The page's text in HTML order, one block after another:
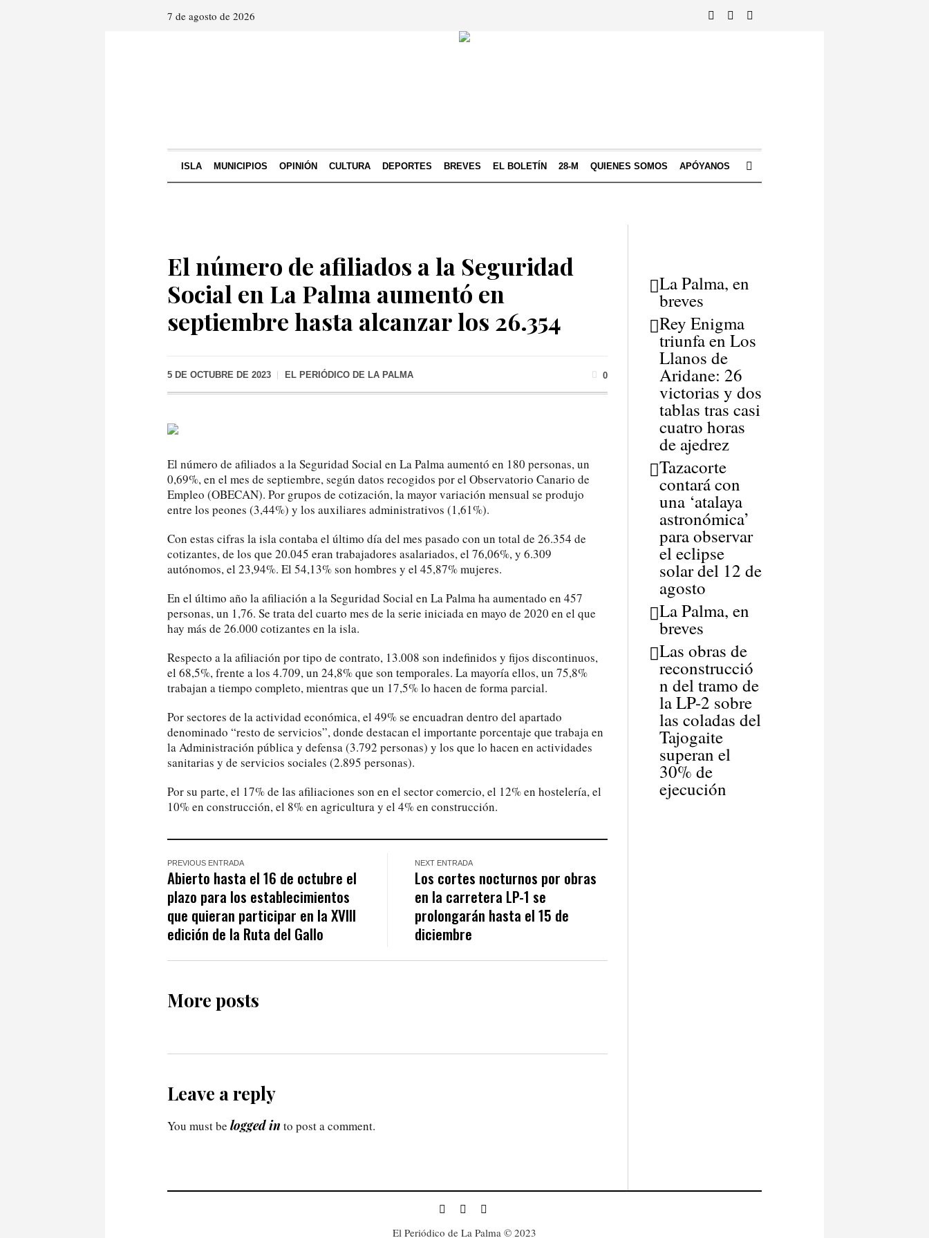
7 de agosto de 2026
ISLA MUNICIPIOS OPINIÓN CULTURA DEPORTES BREVES EL BOLETÍN 28-M QUIENES SOMOS APÓYANOS
El número de afiliados a la Seguridad
Social en La Palma aumentó en
septiembre hasta alcanzar los 26.354
5 DE OCTUBRE DE 2023 EL PERIÓDICO DE LA PALMA 0
El número de afiliados a la Seguridad Social en La Palma aumentó en 180 personas, un
0,69%, en el mes de septiembre, según datos recogidos por el Observatorio Canario de
Empleo (OBECAN). Por grupos de cotización, la mayor variación mensual se produjo
entre los peones (3,44%) y los auxiliares administrativos (1,61%).
Con estas cifras la isla contaba el último día del mes pasado con un total de 26.354 de
cotizantes, de los que 20.045 eran trabajadores asalariados, el 76,06%, y 6.309
autónomos, el 23,94%. El 54,13% son hombres y el 45,87% mujeres.
En el último año la afiliación a la Seguridad Social en La Palma ha aumentado en 457
personas, un 1,76. Se trata del cuarto mes de la serie iniciada en mayo de 2020 en el que
hay más de 26.000 cotizantes en la isla.
Respecto a la afiliación por tipo de contrato, 13.008 son indefinidos y fijos discontinuos,
el 68,5%, frente a los 4.709, un 24,8% que son temporales. La mayoría ellos, un 75,8%
trabajan a tiempo completo, mientras que un 17,5% lo hacen de forma parcial.
Por sectores de la actividad económica, el 49% se encuadran dentro del apartado
denominado “resto de servicios”, donde destacan el importante porcentaje que trabaja en
la Administración pública y defensa (3.792 personas) y los que lo hacen en actividades
sanitarias y de servicios sociales (2.895 personas).
Por su parte, el 17% de las afiliaciones son en el sector comercio, el 12% en hostelería, el
10% en construcción, el 8% en agricultura y el 4% en construcción.
PREVIOUS ENTRADA
Abierto hasta el 16 de octubre el
plazo para los establecimientos
que quieran participar en la XVIII
edición de la Ruta del Gallo
NEXT ENTRADA
Los cortes nocturnos por obras
en la carretera LP-1 se
prolongarán hasta el 15 de
diciembre
More posts
Leave a reply
You must be logged in to post a comment.
La Palma, en
breves
Rey Enigma
triunfa en Los
Llanos de
Aridane: 26
victorias y dos
tablas tras casi
cuatro horas
de ajedrez
Tazacorte
contará con
una ‘atalaya
astronómica’
para observar
el eclipse
solar del 12 de
agosto
La Palma, en
breves
Las obras de
reconstrucció
n del tramo de
la LP-2 sobre
las coladas del
Tajogaite
superan el
30% de
ejecución
El Periódico de La Palma © 2023